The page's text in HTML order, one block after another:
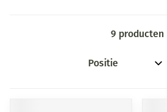
9 producten
Sorteer op: